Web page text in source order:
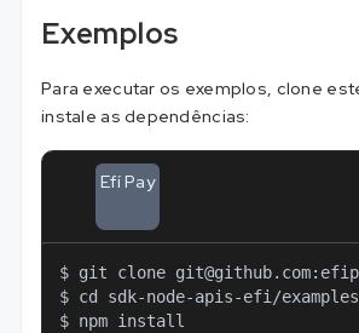
Exemplos
Para executar os exemplos, clone
instale as dependências:
Efí Pay
$ git clone git@github.com
$ cd sdk-node-apis-efi/examples
$ npm install